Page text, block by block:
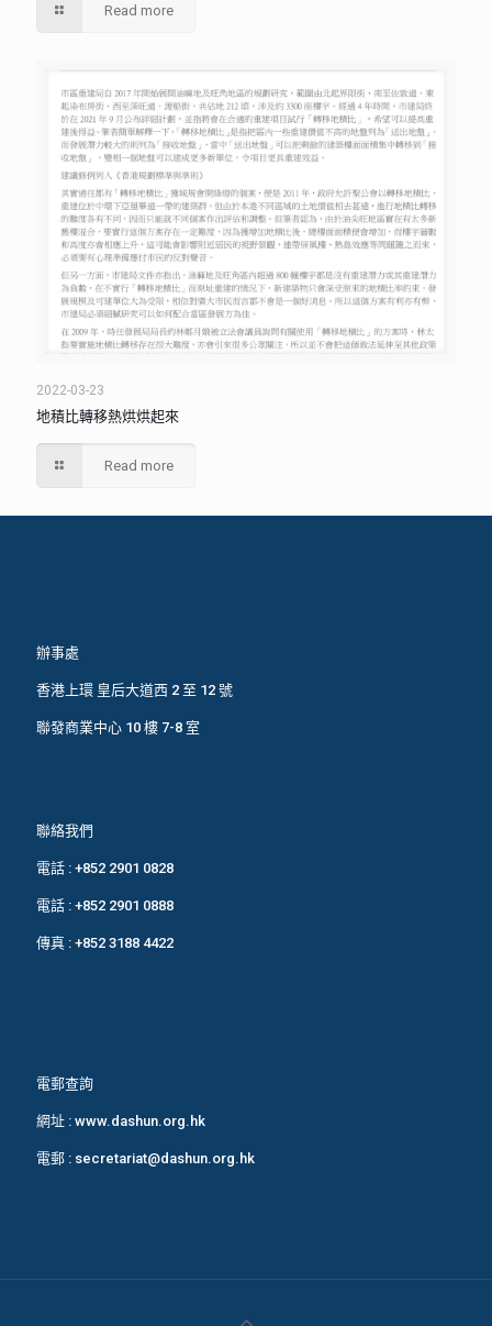
Read more
2022-03-23
地積比轉移熱烘烘起來
Read more
辦事處
香港上環 皇后大道西 2 至 12 號
聯發商業中心 10 樓 7-8 室
聯絡我們
電話 : +852 2901 0828
電話 : +852 2901 0888
傳真 : +852 3188 4422
電郵查詢
網址 : www.dashun.org.hk
電郵 : secretariat@dashun.org.hk